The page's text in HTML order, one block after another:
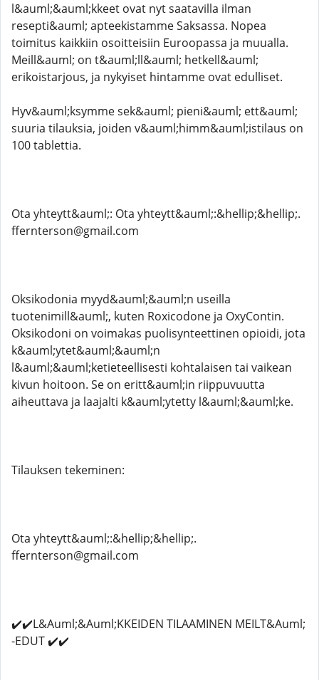
l&auml;&auml;kkeet ovat nyt saatavilla ilman
resepti&auml; apteekistamme Saksassa. Nopea
toimitus kaikkiin osoitteisiin Euroopassa ja muualla.
Meill&auml; on t&auml;ll&auml; hetkell&auml;
erikoistarjous, ja nykyiset hintamme ovat edulliset.
Hyv&auml;ksymme sek&auml; pieni&auml; ett&auml;
suuria tilauksia, joiden v&auml;himm&auml;istilaus on
100 tablettia.
Ota yhteytt&auml;: Ota yhteytt&auml;:&hellip;&hellip;.
ffernterson@gmail.com
Oksikodonia myyd&auml;&auml;n useilla
tuotenimill&auml;, kuten Roxicodone ja OxyContin.
Oksikodoni on voimakas puolisynteettinen opioidi, jota
k&auml;ytet&auml;&auml;n
l&auml;&auml;ketieteellisesti kohtalaisen tai vaikean
kivun hoitoon. Se on eritt&auml;in riippuvuutta
aiheuttava ja laajalti k&auml;ytetty l&auml;&auml;ke.
Tilauksen tekeminen:
Ota yhteytt&auml;:&hellip;&hellip;.
ffernterson@gmail.com
✔️✔️L&Auml;&Auml;KKEIDEN TILAAMINEN MEILT&Auml;
-EDUT ✔️✔️